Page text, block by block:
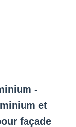
-
et
façade